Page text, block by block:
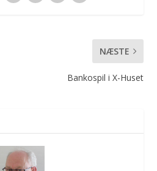
NÆSTE
Bankospil i X-Huset